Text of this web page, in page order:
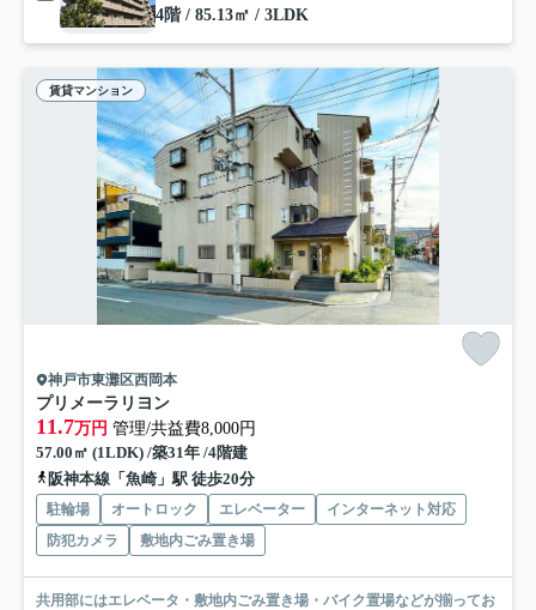
4階 / 85.13㎡ / 3LDK
賃貸マンション
神戸市東灘区西岡本
プリメーラリヨン
11.7万円 管理/共益費8,000円
57.00㎡ (1LDK) /築31年 /4階建
阪神本線「魚崎」駅 徒歩20分
駐輪場 オートロック エレベーター
インターネット対応
防犯カメラ
敷地内ごみ置き場
共用部にはエレベータ・敷地内ごみ置き場・バイク置場などが揃ってお